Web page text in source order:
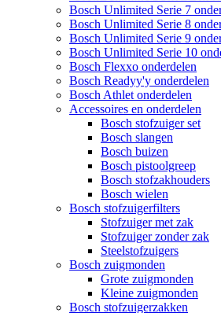
Bosch Unlimited Serie 7
Bosch Unlimited Serie 8
Bosch Unlimited Serie 9
Bosch Unlimited Serie 10
Bosch Flexxo onderdelen
Bosch Readyy'y onderdelen
Bosch Athlet onderdelen
Accessoires en onderdelen
Bosch stofzuiger set
Bosch slangen
Bosch buizen
Bosch pistoolgreep
Bosch stofzakhouders
Bosch wielen
Bosch stofzuigerfilters
Stofzuiger met zak
Stofzuiger zonder zak
Steelstofzuigers
Bosch zuigmonden
Grote zuigmonden
Kleine zuigmonden
Bosch stofzuigerzakken